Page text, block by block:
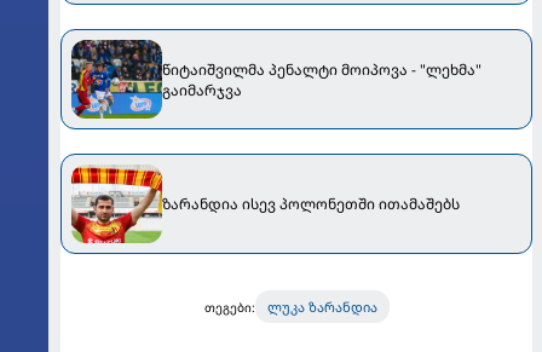
წიტაიშვილმა პენალტი მოიპოვა - "ლეხმა"
გაიმარჯვა
ზარანდია ისევ პოლონეთში ითამაშებს
თეგები: ლუკა ზარანდია